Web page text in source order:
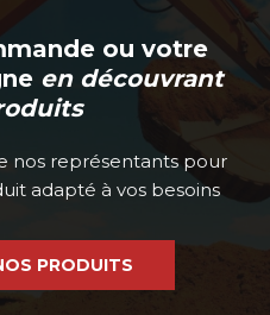
ou votre
en découvrant
nos représentants pour
adapté à vos besoins
PRODUITS